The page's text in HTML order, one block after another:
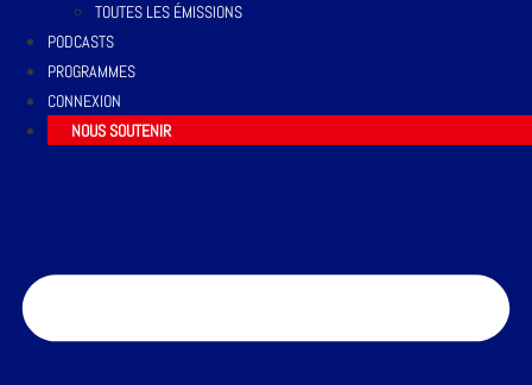
TOUTES LES ÉMISSIONS
PODCASTS
PROGRAMMES
CONNEXION
NOUS SOUTENIR